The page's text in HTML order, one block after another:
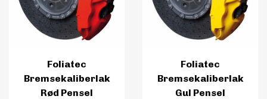
Foliatec
Bremsekaliberlak
Rød Pensel
Foliatec
Bremsekaliberlak
Gul Pensel